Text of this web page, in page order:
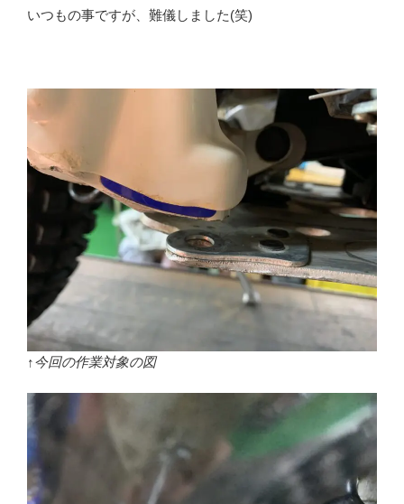
いつもの事ですが、難儀しました(笑)
↑今回の作業対象の図